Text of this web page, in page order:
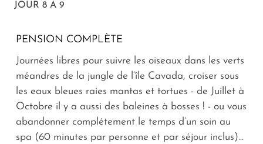
JOUR 8 À 9
PENSION COMPLÈTE
Journées libres pour suivre les oiseaux dans les verts
méandres de la jungle de l’île Cavada, croiser sous
les eaux bleues raies mantas et tortues - de Juillet à
Octobre il y a aussi des baleines à bosses ! - ou vous
abandonner complétement le temps d’un soin au
spa (60 minutes par personne et par séjour inclus)…